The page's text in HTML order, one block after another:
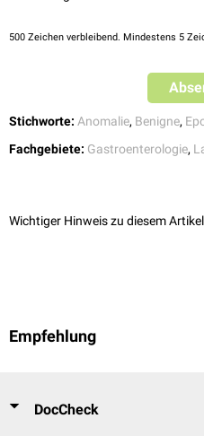
In der Regel zeigen sich in der
empfiehlt sich die weitergehende
500 Zeichen verbleibend. Mindestens 5
Stichworte: Anomalie, Benigne,
Fachgebiete: Gastroenterologie,
Wichtiger Hinweis zu diesem Artikel
Empfehlung
DocCheck